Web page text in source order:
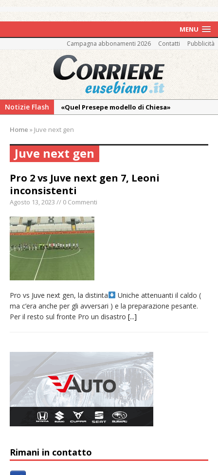
MENU
Campagna abbonamenti 2026 Contatti Pubblicità
Notizie Flash
«Quel Presepe modello di Chiesa»
Ringraziamento: convegno, messa e
mercatino agricolo
Quel giardino davanti all’ospedale curato da
otto soggetti autistici in cura all’Asl di
Vercelli
Dopo caldo e incendi, il maltempo estremo:
nubifragio di venerdì
Estate di sagre anche per i mezzi storici della
collezione della Fondazione Marazzato
Piscina ex Enal non balneabile dopo i controlli
dell’Asl. Il Comune: «Misura precauzionale e
provvisoria»
Dieci anni fa l’ingresso a Vercelli
Home » Juve next gen
Juve next gen
Pro 2 vs Juve next gen 7, Leoni
inconsistenti
Agosto 13, 2023 // 0 Commenti
Pro vs Juve next gen, la distinta
Uniche attenuanti il caldo (
ma c’era anche per gli avversari ) e la preparazione pesante.
Per il resto sul fronte Pro un disastro [...]
Rimani in contatto